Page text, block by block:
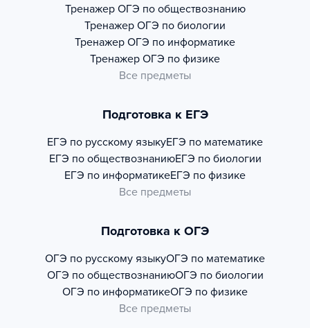
Тренажер ОГЭ по обществознанию
Тренажер ОГЭ по биологии
Тренажер ОГЭ по информатике
Тренажер ОГЭ по физике
Все предметы
Подготовка к ЕГЭ
ЕГЭ по русскому языкуЕГЭ по математике
ЕГЭ по обществознаниюЕГЭ по биологии
ЕГЭ по информатикеЕГЭ по физике
Все предметы
Подготовка к ОГЭ
ОГЭ по русскому языкуОГЭ по математике
ОГЭ по обществознаниюОГЭ по биологии
ОГЭ по информатикеОГЭ по физике
Все предметы